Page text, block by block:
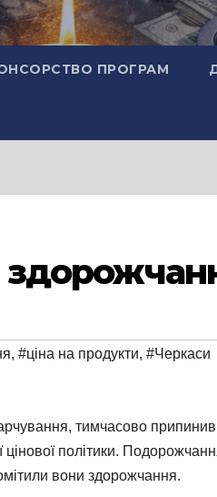
ПРОГРАМ
, #ціна на продукти, #Черкаси
тимчасово
політики.
вони здорожчання.